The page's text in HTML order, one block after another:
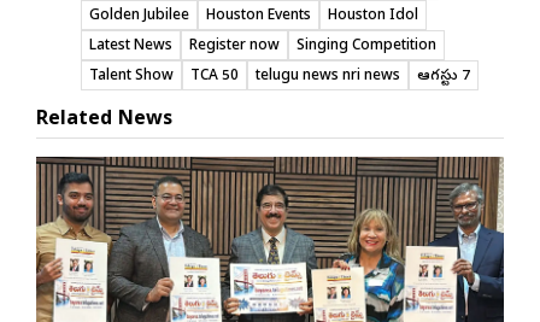
Golden Jubilee
Houston Events
Houston Idol
Latest News
Register now
Singing Competition
Talent Show
TCA 50 telugu news nri news ఆగస్టు 7
Related News